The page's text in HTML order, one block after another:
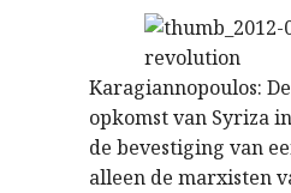
Karagiannopoulos:
opkomst van Syriza
de bevestiging van
alleen de marxisten